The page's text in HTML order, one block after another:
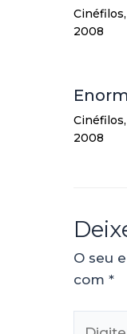
Cinéfilos,
2008
Cinéfilos,
2008
O seu
com *